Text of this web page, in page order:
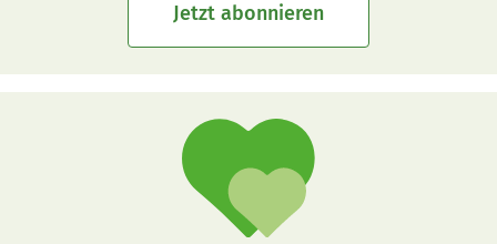
Jetzt abonnieren